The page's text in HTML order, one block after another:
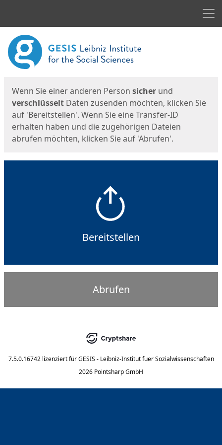
Start
Wenn Sie einer anderen Person sicher und
verschlüsselt Daten zusenden möchten, klicken Sie
auf 'Bereitstellen'. Wenn Sie eine Transfer-ID
erhalten haben und die zugehörigen Dateien
abrufen möchten, klicken Sie auf 'Abrufen'.
Bereitstellen
Abrufen
7.5.0.16742 lizenziert für GESIS - Leibniz-Institut fuer Sozialwissenschaften
2026 Pointsharp GmbH